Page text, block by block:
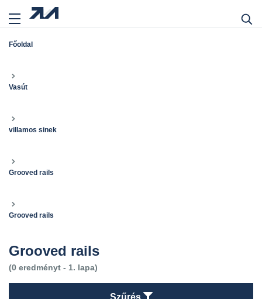
Főoldal
Vasút
villamos sinek
Grooved rails
Grooved rails
Grooved rails
(0 eredményt - 1. lapa)
Szűrés